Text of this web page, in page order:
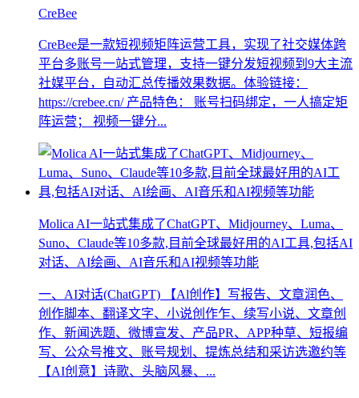
CreBee
CreBee是一款短视频矩阵运营工具，实现了社交媒体跨
平台多账号一站式管理，支持一键分发短视频到9大主流
社媒平台，自动汇总传播效果数据。体验链接：
https://crebee.cn/ 产品特色： 账号扫码绑定，一人搞定矩
阵运营； 视频一键分...
Molica AI一站式集成了ChatGPT、Midjourney、Luma、
Suno、Claude等10多款,目前全球最好用的AI工具,包括AI
对话、AI绘画、AI音乐和AI视频等功能
一、AI对话(ChatGPT) 【Al创作】写报告、文章润色、
创作脚本、翻译文字、小说创作乍、续写小说、文章创
作、新闻选题、微博宣发、产品PR、APP种草、短报编
写、公众号推文、账号规划、提炼总结和采访选邀约等
【AI创意】诗歌、头脑风暴、...